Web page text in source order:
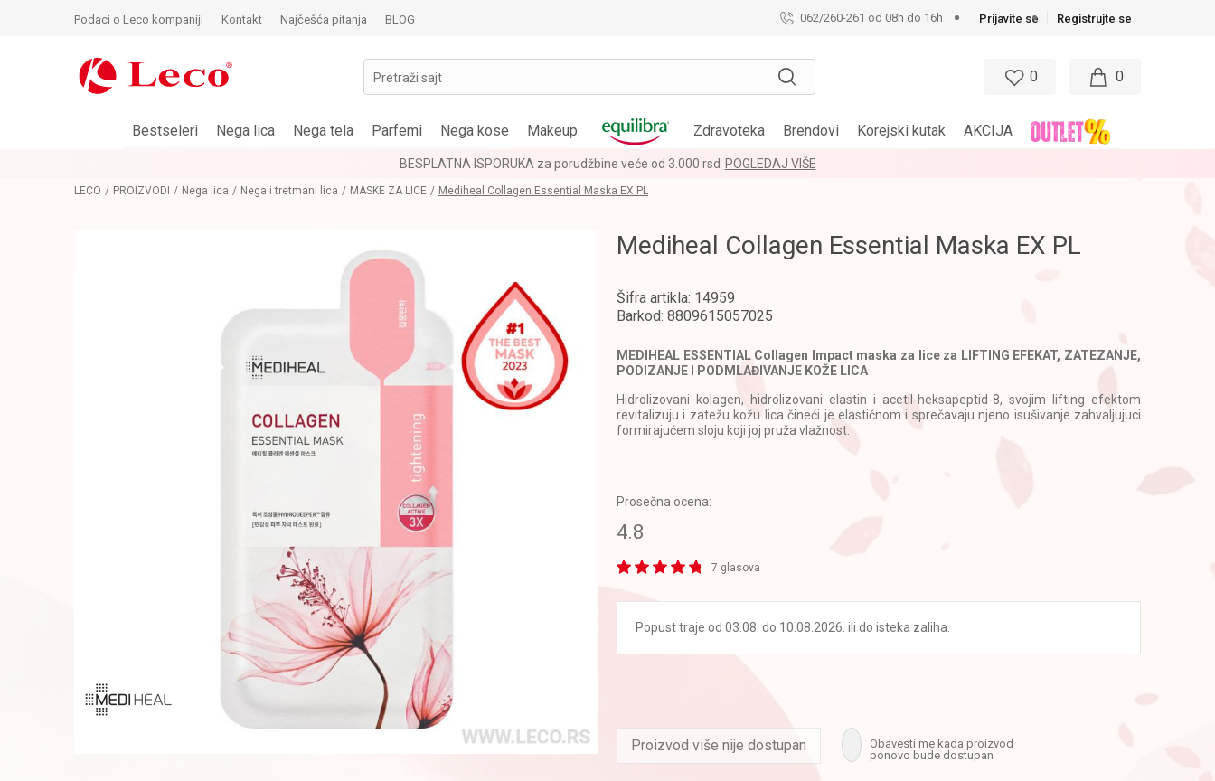
Podaci o Leco kompaniji Kontakt Najčešća pitanja BLOG Prijavite se Registrujte se
062/260-261 od 08h do 16h
Pretraži sajt 0
0
Bestseleri Nega lica Nega tela Parfemi Nega kose Makeup Zdravoteka Brendovi Korejski kutak AKCIJA
BESPLATNA ISPORUKA za porudžbine veće od 3.000 rsd POGLEDAJ VIŠE
LECO PROIZVODI Nega lica Nega i tretmani lica MASKE ZA LICE Mediheal Collagen Essential Maska EX PL
Mediheal Collagen Essential Maska EX PL
Šifra artikla: 14959
Barkod: 8809615057025
MEDIHEAL ESSENTIAL Collagen Impact maska za lice za LIFTING EFEKAT, ZATEZANJE,
PODIZANJE I PODMLAĐIVANJE KOŽE LICA
Hidrolizovani kolagen, hidrolizovani elastin i acetil-heksapeptid-8, svojim lifting efektom
revitalizuju i zatežu kožu lica čineći je elastičnom i sprečavaju njeno isušivanje zahvaljujuci
formirajućem sloju koji joj pruža vlažnost.
Prosečna ocena:
4.8
7 glasova
Popust traje od 03.08. do 10.08.2026. ili do isteka zaliha.
Proizvod više nije dostupan
Obavesti me kada proizvod
ponovo bude dostupan